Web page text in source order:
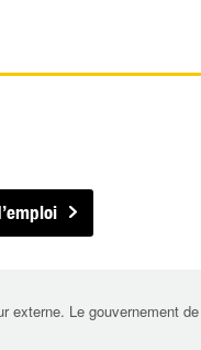
externe. Le gouvernement